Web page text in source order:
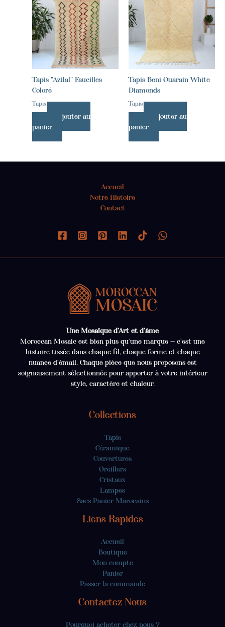
Tapis "Azilal" Faucilles
Coloré
Tapis
Ajouter au
panier
Tapis Beni Ouarain White
Diamonds
Tapis
Ajouter au
panier
Accueil
Notre Histoire
Contact
Une Mosaïque d’Art et d’âme
Moroccan Mosaic est bien plus qu’une marque — c’est une
histoire tissée dans chaque fil, chaque forme et chaque
nuance d’émail. Chaque pièce que nous proposons est
soigneusement sélectionnée pour apporter à votre intérieur
style, caractère et chaleur.
Collections
Tapis
Céramique
Couvertures
Oreillers
Cristaux
Lampes
Sacs Panier Marocains
Liens Rapides
Accueil
Boutique
Mon compte
Panier
Passer la commande
Contactez Nous
Pourquoi acheter chez nous ?